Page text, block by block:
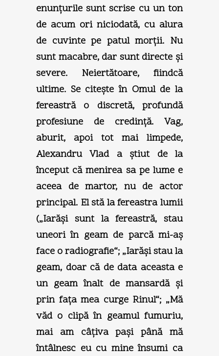
enunţurile sunt scrise cu un ton
de acum ori niciodată, cu alura
de cuvinte pe patul morţii. Nu
sunt macabre, dar sunt directe şi
severe. Neiertătoare, fiindcă
ultime. Se citeşte în Omul de la
fereastră o discretă, profundă
profesiune de credinţă. Vag,
aburit, apoi tot mai limpede,
Alexandru Vlad a ştiut de la
început că menirea sa pe lume e
aceea de martor, nu de actor
principal. El stă la fereastra lumii
(„Iarăşi sunt la fereastră, stau
uneori în geam de parcă mi-aş
face o radiografie“; „Iarăşi stau la
geam, doar că de data aceasta e
un geam înalt de mansardă şi
prin faţa mea curge Rinul“; „Mă
văd o clipă în geamul fumuriu,
mai am câţiva paşi până mă
întâlnesc eu cu mine însumi ca